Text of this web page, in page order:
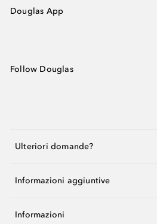
Douglas App
Follow Douglas
Ulteriori domande?
Informazioni aggiuntive
Informazioni